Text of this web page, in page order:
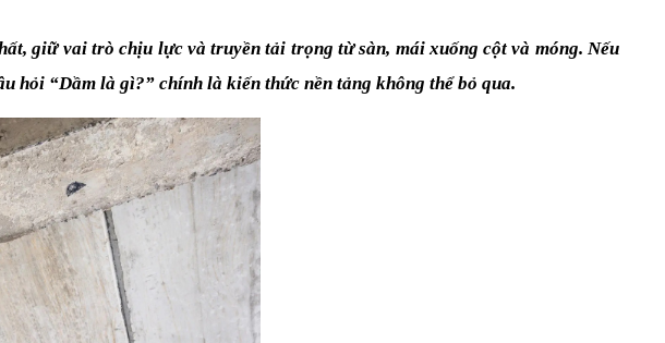
giữ vai trò chịu lực và truyền tải trọng từ sàn, mái xuống cột và móng. Nếu
hỏi “Dầm là gì?” chính là kiến thức nền tảng không thể bỏ qua.